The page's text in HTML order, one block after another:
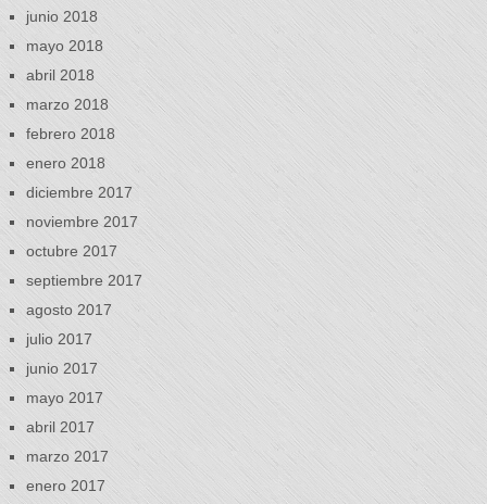
junio 2018
mayo 2018
abril 2018
marzo 2018
febrero 2018
enero 2018
diciembre 2017
noviembre 2017
octubre 2017
septiembre 2017
agosto 2017
julio 2017
junio 2017
mayo 2017
abril 2017
marzo 2017
enero 2017